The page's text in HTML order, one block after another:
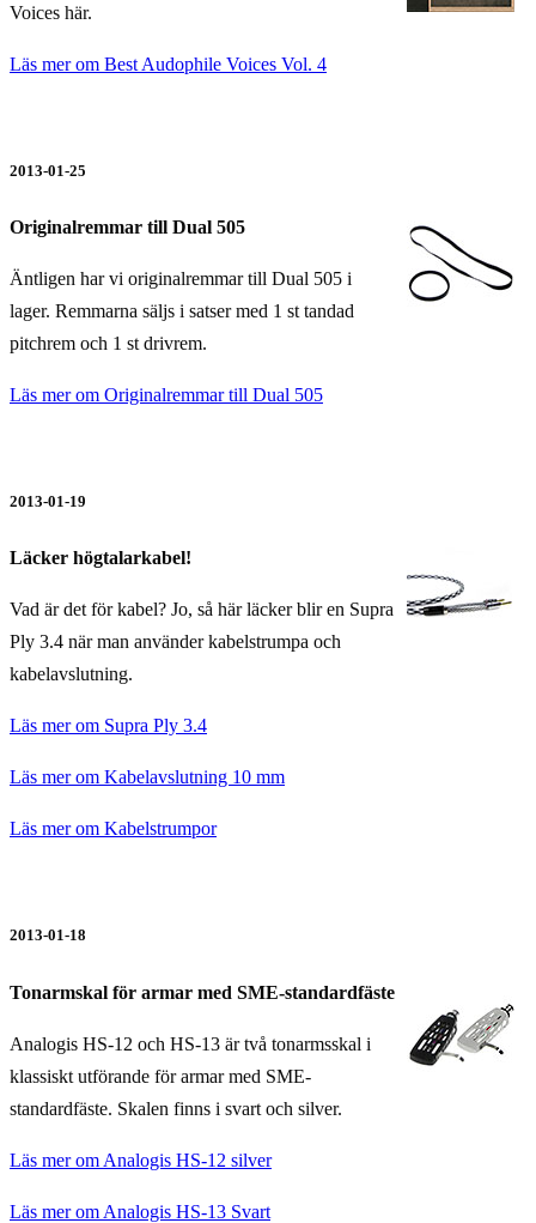
Voices här.
Läs mer om Best Audophile Voices Vol. 4
2013-01-25
Originalremmar till Dual 505
Äntligen har vi originalremmar till Dual 505 i
lager. Remmarna säljs i satser med 1 st tandad
pitchrem och 1 st drivrem.
Läs mer om Originalremmar till Dual 505
2013-01-19
Läcker högtalarkabel!
Vad är det för kabel? Jo, så här läcker blir en Supra
Ply 3.4 när man använder kabelstrumpa och
kabelavslutning.
Läs mer om Supra Ply 3.4
Läs mer om Kabelavslutning 10 mm
Läs mer om Kabelstrumpor
2013-01-18
Tonarmskal för armar med SME-standardfäste
Analogis HS-12 och HS-13 är två tonarmsskal i
klassiskt utförande för armar med SME-
standardfäste. Skalen finns i svart och silver.
Läs mer om Analogis HS-12 silver
Läs mer om Analogis HS-13 Svart